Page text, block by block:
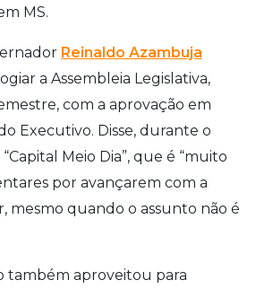
MS.
Reinaldo Azambuja
a Assembleia Legislativa,
com a aprovação em
Executivo. Disse, durante o
Meio Dia”, que é “muito
por avançarem com a
mesmo quando o assunto não é
também aproveitou para